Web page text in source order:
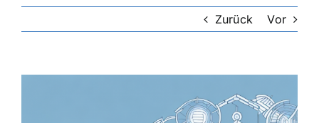
Hundekrankenversicherung
Berufsunfähigkeitsversicherung
Zurück Vor